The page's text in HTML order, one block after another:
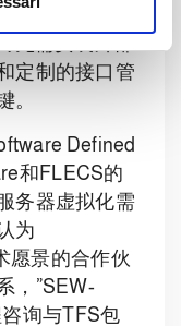
定制的接口管
。
Defined
和FLECS的
务器虚拟化需
为
愿景的合作伙
，”SEW-
询与TFS包